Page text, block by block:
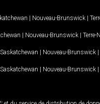
| Nouveau-Brunswick |
| Nouveau-Brunswick | Terre-
Saskatchewan | Nouveau-Brunswick |
Saskatchewan | Nouveau-Brunswick |